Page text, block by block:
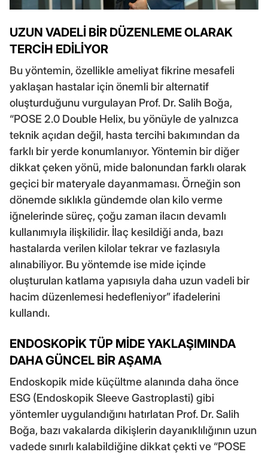
UZUN VADELİ BİR DÜZENLEME OLARAK
TERCİH EDİLİYOR
Bu yöntemin, özellikle ameliyat fikrine mesafeli
yaklaşan hastalar için önemli bir alternatif
oluşturduğunu vurgulayan Prof. Dr. Salih Boğa,
“POSE 2.0 Double Helix, bu yönüyle de yalnızca
teknik açıdan değil, hasta tercihi bakımından da
farklı bir yerde konumlanıyor. Yöntemin bir diğer
dikkat çeken yönü, mide balonundan farklı olarak
geçici bir materyale dayanmaması. Örneğin son
dönemde sıklıkla gündemde olan kilo verme
iğnelerinde süreç, çoğu zaman ilacın devamlı
kullanımıyla ilişkilidir. İlaç kesildiği anda, bazı
hastalarda verilen kilolar tekrar ve fazlasıyla
alınabiliyor. Bu yöntemde ise mide içinde
oluşturulan katlama yapısıyla daha uzun vadeli bir
hacim düzenlemesi hedefleniyor” ifadelerini
kullandı.
ENDOSKOPİK TÜP MİDE YAKLAŞIMINDA
DAHA GÜNCEL BİR AŞAMA
Endoskopik mide küçültme alanında daha önce
ESG (Endoskopik Sleeve Gastroplasti) gibi
yöntemler uygulandığını hatırlatan Prof. Dr. Salih
Boğa, bazı vakalarda dikişlerin dayanıklılığının uzun
vadede sınırlı kalabildiğine dikkat çekti ve “POSE